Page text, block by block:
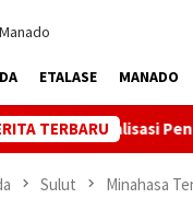
ETALASE MANADO
TERBARU
Pendidikan di
Sulut Minahasa